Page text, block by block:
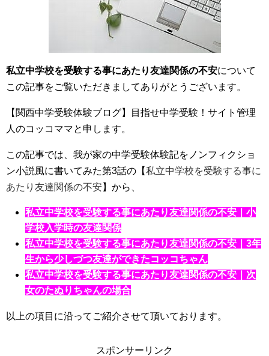
私立中学校を受験する事にあたり友達関係の不安について
この記事をご覧いただきましてありがとうございます。
【関西中学受験体験ブログ】目指せ中学受験！サイト管理
人のコッコママと申します。
この記事では、我が家の中学受験体験記をノンフィクショ
ン小説風に書いてみた第3話の【私立中学校を受験する事に
あたり友達関係の不安】から、
私立中学校を受験する事にあたり友達関係の不安｜小
学校入学時の友達関係
私立中学校を受験する事にあたり友達関係の不安｜3年
生から少しづつ友達ができたコッコちゃん
私立中学校を受験する事にあたり友達関係の不安｜次
女のたぬりちゃんの場合
以上の項目に沿ってご紹介させて頂いております。
スポンサーリンク